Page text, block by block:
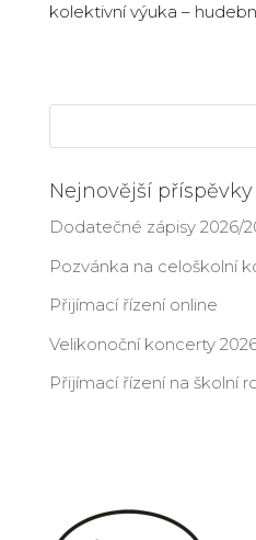
kolektivní výuka –
Nejnovější příspěvky
Dodatečné zápisy 2026/
Pozvánka na celoškolní
Přijímací řízení online
Velikonoční koncerty
Přijímací řízení na školní